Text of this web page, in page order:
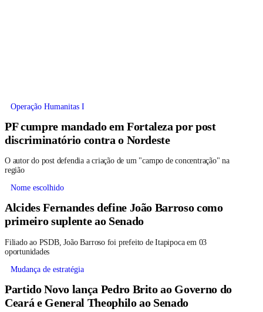
Operação Humanitas I
PF cumpre mandado em Fortaleza por post
discriminatório contra o Nordeste
O autor do post defendia a criação de um "campo de concentração" na
região
Nome escolhido
Alcides Fernandes define João Barroso como
primeiro suplente ao Senado
Filiado ao PSDB, João Barroso foi prefeito de Itapipoca em 03
oportunidades
Mudança de estratégia
Partido Novo lança Pedro Brito ao Governo do
Ceará e General Theophilo ao Senado